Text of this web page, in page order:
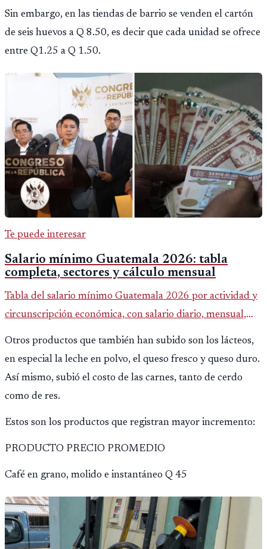
Sin embargo, en las tiendas de barrio se venden el cartón
de seis huevos a Q 8.50, es decir que cada unidad se ofrece
entre Q1.25 a Q 1.50.
Te puede interesar
Salario mínimo Guatemala 2026: tabla
completa, sectores y cálculo mensual
Tabla del salario mínimo Guatemala 2026 por actividad y
circunscripción económica, con salario diario, mensual,
bonificación incentivo y total estimado.
Otros productos que también han subido son los lácteos,
en especial la leche en polvo, el queso fresco y queso duro.
Así mismo, subió el costo de las carnes, tanto de cerdo
como de res.
Estos son los productos que registran mayor incremento:
PRODUCTO PRECIO PROMEDIO
Café en grano, molido e instantáneo Q 45